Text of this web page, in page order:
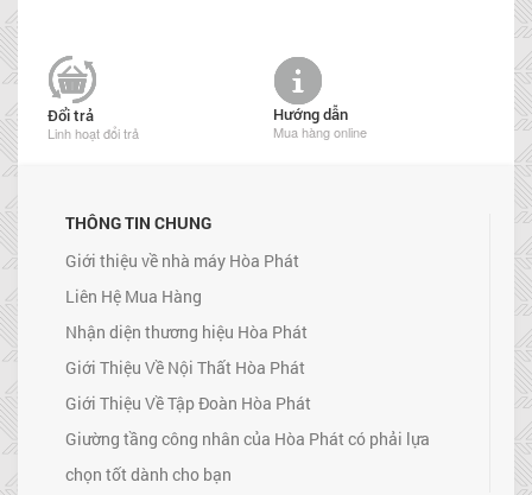
Đổi trả
Linh hoạt đổi trả
Hướng dẫn
Mua hàng online
THÔNG TIN CHUNG
Giới thiệu về nhà máy Hòa Phát
Liên Hệ Mua Hàng
Nhận diện thương hiệu Hòa Phát
Giới Thiệu Về Nội Thất Hòa Phát
Giới Thiệu Về Tập Đoàn Hòa Phát
Giường tầng công nhân của Hòa Phát có phải lựa
chọn tốt dành cho bạn